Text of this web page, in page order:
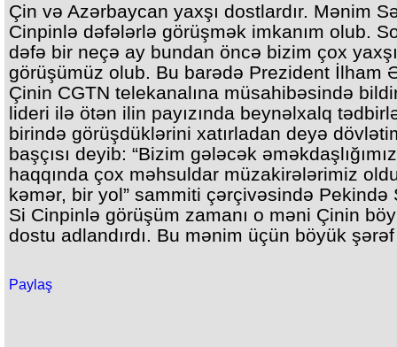
Çin və Azərbaycan yaxşı dostlardır. Mənim
Cinpinlə dəfələrlə görüşmək imkanım olub.
dəfə bir neçə ay bundan öncə bizim çox yaxşı
görüşümüz olub. Bu barədə Prezident İlham
Çinin CGTN telekanalına müsahibəsində
lideri ilə ötən ilin payızında beynəlxalq
birində görüşdüklərini xatırladan deyə
başçısı deyib: “Bizim gələcək əməkdaşlığımız
haqqında çox məhsuldar müzakirələrimiz
kəmər, bir yol” sammiti çərçivəsində Pekində
Si Cinpinlə görüşüm zamanı o məni Çinin
dostu adlandırdı. Bu mənim üçün böyük şərəf
Paylaş